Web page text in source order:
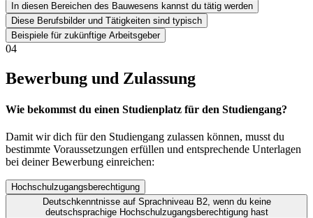
In diesen Bereichen des Bauwesens kannst du tätig werden
Diese Berufsbilder und Tätigkeiten sind typisch
Beispiele für zukünftige Arbeitsgeber
04
Bewerbung und Zulassung
Wie bekommst du einen Studienplatz für den Studiengang?
Damit wir dich für den Studiengang zulassen können, musst du
bestimmte Voraussetzungen erfüllen und entsprechende Unterlagen
bei deiner Bewerbung einreichen:
Hochschulzugangsberechtigung
Deutschkenntnisse auf Sprachniveau B2, wenn du keine
deutschsprachige Hochschulzugangsberechtigung hast